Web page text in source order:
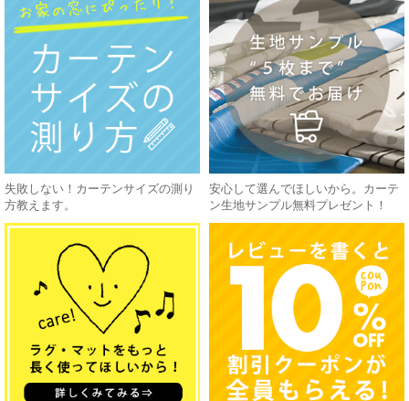
失敗しない！カーテンサイズの測り
方教えます。
安心して選んでほしいから。カーテ
ン生地サンプル無料プレゼント！